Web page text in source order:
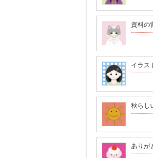
資料の
イラス
秋らし
ありが